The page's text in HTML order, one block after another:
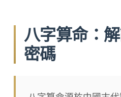
八字算命：
密碼